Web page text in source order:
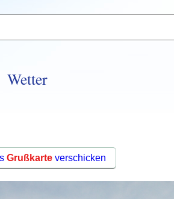
Wetter
Grußkarteverschicken